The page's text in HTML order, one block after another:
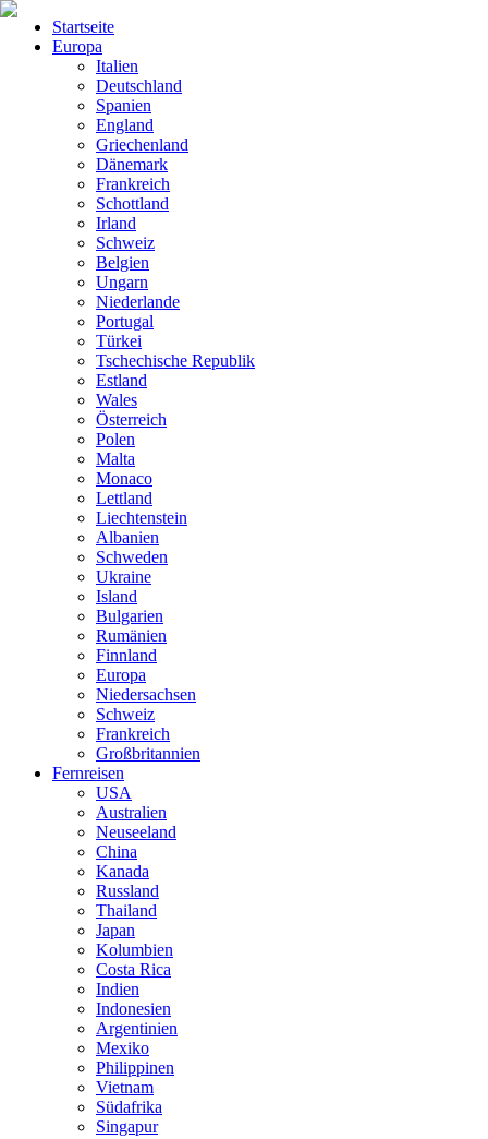
Startseite
Europa
Italien
Deutschland
Spanien
England
Griechenland
Dänemark
Frankreich
Schottland
Irland
Schweiz
Belgien
Ungarn
Niederlande
Portugal
Türkei
Tschechische Republik
Estland
Wales
Österreich
Polen
Malta
Monaco
Lettland
Liechtenstein
Albanien
Schweden
Ukraine
Island
Bulgarien
Rumänien
Finnland
Europa
Niedersachsen
Schweiz
Frankreich
Großbritannien
Fernreisen
USA
Australien
Neuseeland
China
Kanada
Russland
Thailand
Japan
Kolumbien
Costa Rica
Indien
Indonesien
Argentinien
Mexiko
Philippinen
Vietnam
Südafrika
Singapur